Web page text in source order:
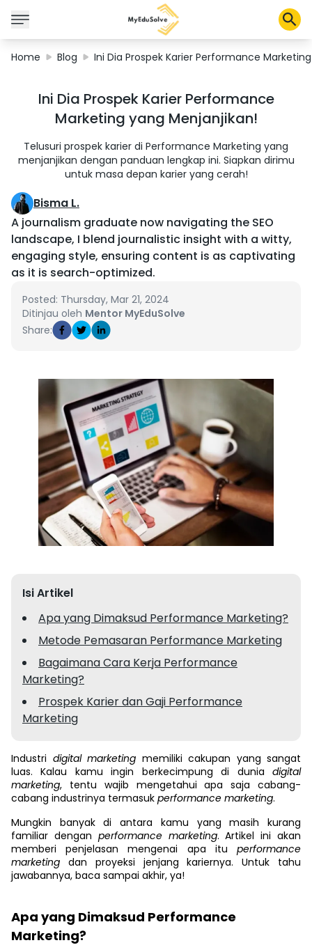
Corporate Solutions
Certifications
About Us
Shop
My Cart
Profile
Home Blog Ini Dia Prospek Karier Performance
Ini Dia Prospek Karier Performance
Marketing yang Menjanjikan!
Telusuri prospek karier di Performance Marketing yang
menjanjikan dengan panduan lengkap ini. Siapkan dirimu
untuk masa depan karier yang cerah!
Bisma L.
A journalism graduate now navigating the SEO
landscape, I blend journalistic insight with a witty,
engaging style, ensuring content is as captivating
as it is search-optimized.
Posted: Thursday, Mar 21, 2024
Ditinjau oleh Mentor MyEduSolve
Share:
Isi Artikel
Apa yang Dimaksud Performance Marketing?
Metode Pemasaran Performance Marketing
Bagaimana Cara Kerja Performance
Marketing?
Prospek Karier dan Gaji Performance
Marketing
Industri digital marketing memiliki cakupan yang sangat
luas. Kalau kamu ingin berkecimpung di dunia digital
marketing, tentu wajib mengetahui apa saja cabang-
cabang industrinya termasuk performance marketing.
Mungkin banyak di antara kamu yang masih kurang
familiar dengan performance marketing. Artikel ini akan
memberi penjelasan mengenai apa itu performance
marketing dan proyeksi jenjang kariernya. Untuk tahu
jawabannya, baca sampai akhir, ya!
Apa yang Dimaksud Performance
Marketing?